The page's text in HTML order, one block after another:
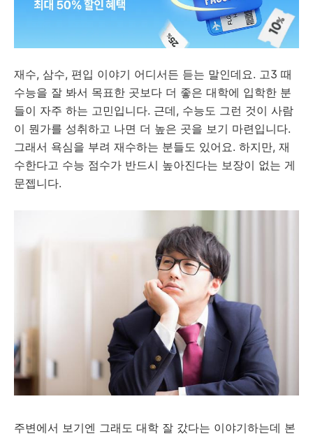
재수, 삼수, 편입 이야기 어디서든 듣는 말인데요. 고3 때
수능을 잘 봐서 목표한 곳보다 더 좋은 대학에 입학한 분
들이 자주 하는 고민입니다. 근데, 수능도 그런 것이 사람
이 뭔가를 성취하고 나면 더 높은 곳을 보기 마련입니다.
그래서 욕심을 부려 재수하는 분들도 있어요. 하지만, 재
수한다고 수능 점수가 반드시 높아진다는 보장이 없는 게
문젭니다.
주변에서 보기엔 그래도 대학 잘 갔다는 이야기하는데 본